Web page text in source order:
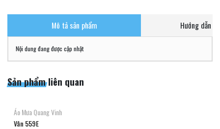
Mô tả sản phẩm Hướng dẫn
Nội dung đang được cập nhật
Sản phẩm liên quan
Áo Mưa Quang Vinh
Vân 559E